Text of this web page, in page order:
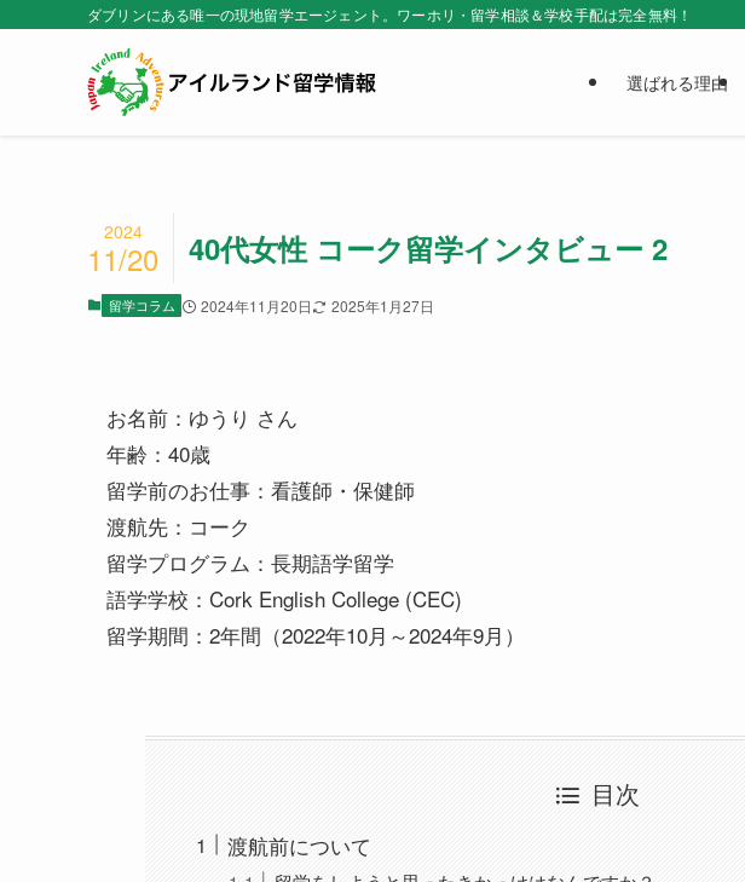
ダブリンにある唯一の現地留学エージェント。ワーホリ・留学相談＆学校手配は完全無料！
選ばれる理由
40代女性 コーク留学インタビュー 2
2024
11/20
留学コラム 2024年11月20日 2025年1月27日
お名前：ゆうり さん
年齢：40歳
留学前のお仕事：看護師・保健師
渡航先：コーク
留学プログラム：長期語学留学
語学学校：Cork English College (CEC)
留学期間：2年間（2022年10月～2024年9月）
目次
渡航前について